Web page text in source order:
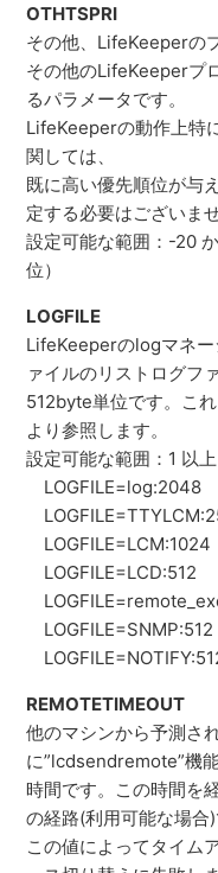
OTHTSPRI
その他、LifeKeeperの
その他のLifeKeeperプ
るパラメータです。
LifeKeeperの動作上特
関しては、
既に高い優先順位が与
定する必要はございませ
設定可能な範囲：-20
位）
LOGFILE
LifeKeeperのlogマネー
ァイルのリストログフ
512byte単位です。こ
より参照します。
設定可能な範囲：1 以
LOGFILE=log:2048
LOGFILE=LCM:1024
LOGFILE=LCD:512
LOGFILE=SNMP:512
REMOTETIMEOUT
他のマシンから予測さ
に”lcdsendremote”機
時間です。この時間を
の経路(利用可能な場合)
この値によってタイム